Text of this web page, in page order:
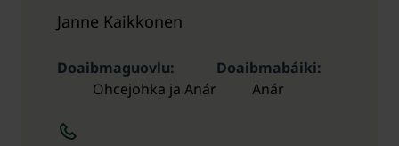
Janne Kaikkonen
Doaibmaguovlu
Ohcejohka ja Anár
Doaibmabáiki
Anár